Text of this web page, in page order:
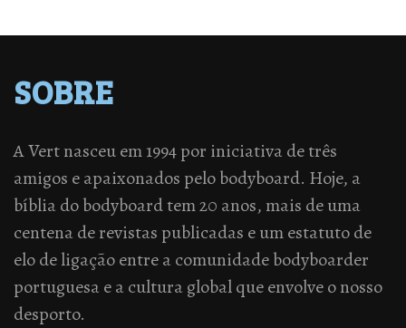
SOBRE
A Vert nasceu em 1994 por iniciativa de três
amigos e apaixonados pelo bodyboard. Hoje, a
bíblia do bodyboard tem 20 anos, mais de uma
centena de revistas publicadas e um estatuto de
elo de ligação entre a comunidade bodyboarder
portuguesa e a cultura global que envolve o nosso
desporto.